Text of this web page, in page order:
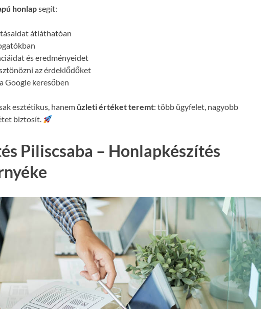
honlapsegít:
átláthatóan
és eredményeidet
az érdeklődőket
Google keresőben
esztétikus, hanem üzleti értéket teremt: több ügyfelet, nagyobb
biztosít.
Piliscsaba – Honlapkészítés